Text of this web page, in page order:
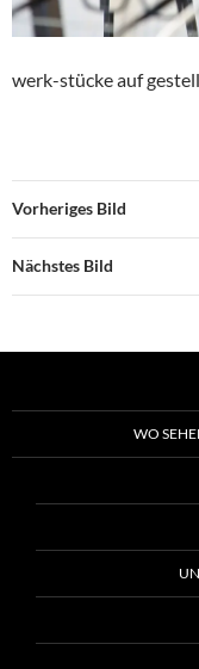
werk-stücke auf
Vorheriges Bild
Nächstes Bild
WO